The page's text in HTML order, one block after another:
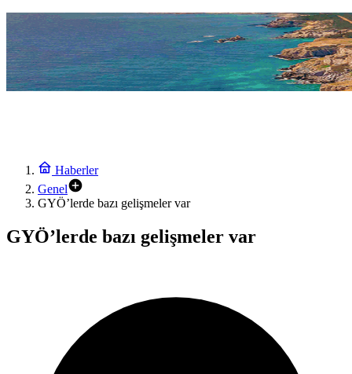
Haberler
Genel
GYÖ’lerde bazı gelişmeler var
GYÖ’lerde bazı gelişmeler var